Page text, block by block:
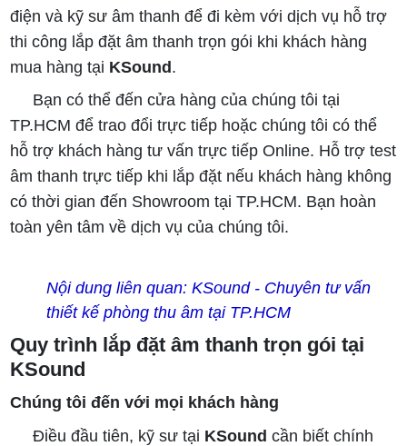
điện và kỹ sư âm thanh để đi kèm với dịch vụ hỗ trợ
thi công lắp đặt âm thanh trọn gói khi khách hàng
mua hàng tại KSound.
Bạn có thể đến cửa hàng của chúng tôi tại
TP.HCM để trao đổi trực tiếp hoặc chúng tôi có thể
hỗ trợ khách hàng tư vấn trực tiếp Online. Hỗ trợ test
âm thanh trực tiếp khi lắp đặt nếu khách hàng không
có thời gian đến Showroom tại TP.HCM. Bạn hoàn
toàn yên tâm về dịch vụ của chúng tôi.
Nội dung liên quan: KSound - Chuyên tư vấn
thiết kế phòng thu âm tại TP.HCM
Quy trình lắp đặt âm thanh trọn gói tại
KSound
Chúng tôi đến với mọi khách hàng
Điều đầu tiên, kỹ sư tại KSound cần biết chính